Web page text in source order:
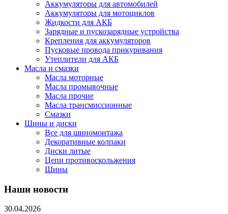
Аккумуляторы для автомобилей
Аккумуляторы для мотоциклов
Жидкости для АКБ
Зарядные и пускозарядные устройства
Крепления для аккумуляторов
Пусковые провода прикуривания
Утеплители для АКБ
Масла и смазки
Масла моторные
Масла промывочные
Масла прочие
Масла трансмиссионные
Смазки
Шины и диски
Все для шиномонтажа
Декоративные колпаки
Диски литые
Цепи противоскольжения
Шины
Наши новости
30.04.2026